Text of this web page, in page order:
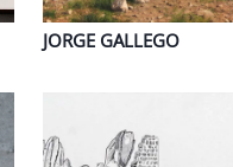
JORGE GALLEGO